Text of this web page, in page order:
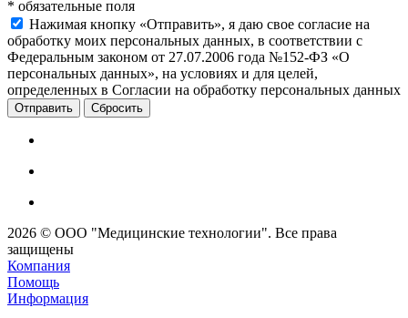
* обязательные поля
Нажимая кнопку «Отправить», я даю свое согласие на
обработку моих персональных данных, в соответствии с
Федеральным законом от 27.07.2006 года №152-ФЗ «О
персональных данных», на условиях и для целей,
определенных в Согласии на обработку персональных данных
Сбросить
2026 © ООО "Медицинские технологии". Все права
защищены
Компания
Помощь
Информация